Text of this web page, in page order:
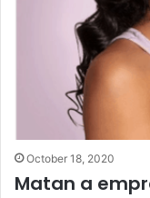
October 18, 2020
Matan a